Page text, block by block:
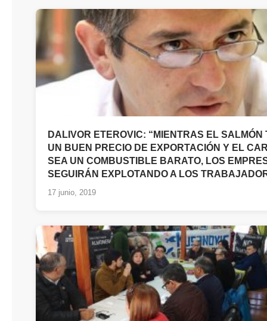
DALIVOR ETEROVIC: “MIENTRAS EL SALMÓN
UN BUEN PRECIO DE EXPORTACIÓN Y EL
SEA UN COMBUSTIBLE BARATO, LOS
SEGUIRÁN EXPLOTANDO A LOS
17 junio, 2019